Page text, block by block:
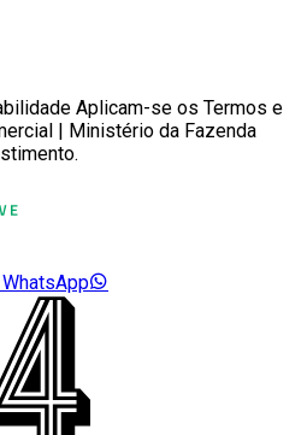
Aplicam-se os Termos e
| Ministério da Fazenda